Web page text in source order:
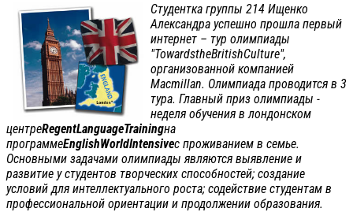
Студентка группы 214 Ищенко
Александра успешно прошла первый
интернет – тур олимпиады
"TowardstheBritishCulture",
организованной компанией
Macmillan. Олимпиада проводится в 3
тура. Главный приз олимпиады -
неделя обучения в лондонском
центреRegentLanguageTrainingна
программеEnglishWorldIntensiveс проживанием в семье.
Основными задачами олимпиады являются выявление и
развитие у студентов творческих способностей; создание
условий для интеллектуального роста; содействие студентам в
профессиональной ориентации и продолжении образования.